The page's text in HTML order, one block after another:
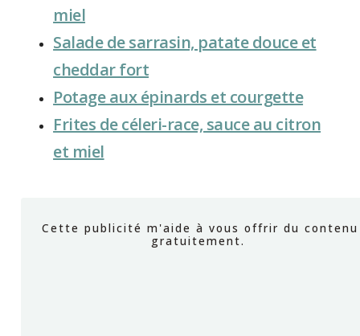
miel
Salade de sarrasin, patate douce et
cheddar fort
Potage aux épinards et courgette
Frites de céleri-race, sauce au citron
et miel